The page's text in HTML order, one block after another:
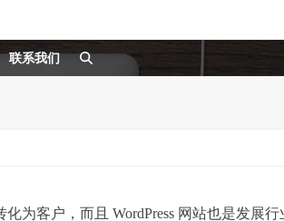
联系我们
为客户，而且 WordPress 网站也是发展行